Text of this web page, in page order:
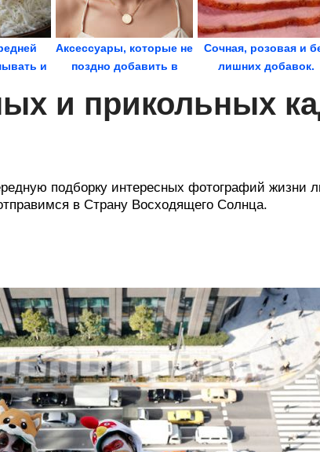
и
Аксессуары, которые не
поздно добавить в
Сочная, розовая и
лишних добавок.
и прикольных
подборку интересных фотографий жизни
в Страну Восходящего Солнца.